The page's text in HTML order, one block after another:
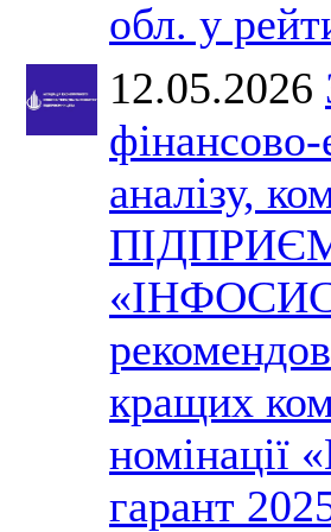
обл. у
12.05.2026
аналізу,
кращих
номінації
гарант